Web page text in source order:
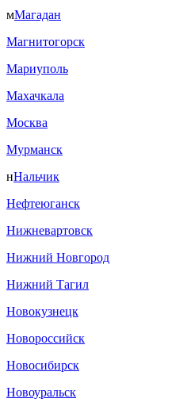
мМагадан
Магнитогорск
Мариуполь
Махачкала
Москва
Мурманск
нНальчик
Нефтеюганск
Нижневартовск
Нижний Новгород
Нижний Тагил
Новокузнецк
Новороссийск
Новосибирск
Новоуральск